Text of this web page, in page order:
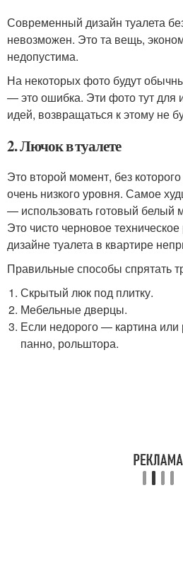
Современный дизайн туалета
невозможен. Это та вещь,
недопустима.
На некоторых фото будут
— это ошибка. Эти фото тут для
идей, возвращаться к этому не
2. Лючок в туалете
Это второй момент, без
очень низкого уровня. Самое
— использовать готовый белый
Это чисто черновое
дизайне туалета в квартире
Правильные способы спрятать
Скрытый люк под плитку.
Мебельные дверцы.
Если недорого — картина или
панно, рольштора.